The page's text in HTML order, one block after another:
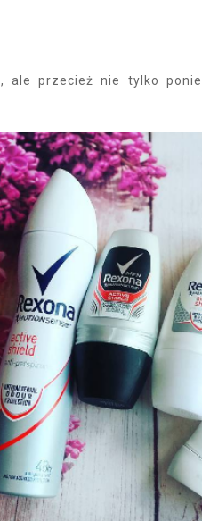
ale przecież nie tylko